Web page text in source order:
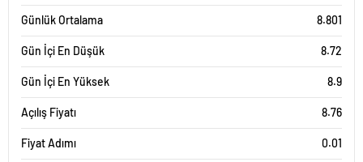
Günlük Ortalama 8.801
Gün İçi En Düşük 8.72
Gün İçi En Yüksek 8.9
Açılış Fiyatı 8.76
Fiyat Adımı 0.01